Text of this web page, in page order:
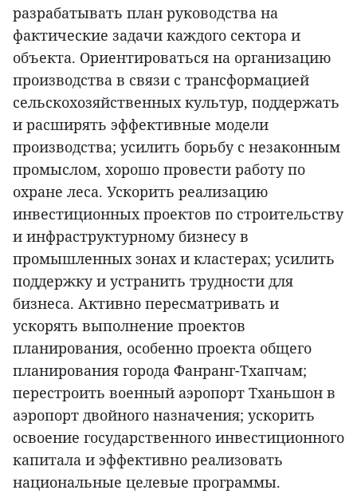
разрабатывать план руководства на
фактические задачи каждого сектора и
объекта. Ориентироваться на организацию
производства в связи с трансформацией
сельскохозяйственных культур, поддержать
и расширять эффективные модели
производства; усилить борьбу с незаконным
промыслом, хорошо провести работу по
охране леса. Ускорить реализацию
инвестиционных проектов по строительству
и инфраструктурному бизнесу в
промышленных зонах и кластерах; усилить
поддержку и устранить трудности для
бизнеса. Активно пересматривать и
ускорять выполнение проектов
планирования, особенно проекта общего
планирования города Фанранг-Тхапчам;
перестроить военный аэропорт Тханьшон в
аэропорт двойного назначения; ускорить
освоение государственного инвестиционного
капитала и эффективно реализовать
национальные целевые программы.